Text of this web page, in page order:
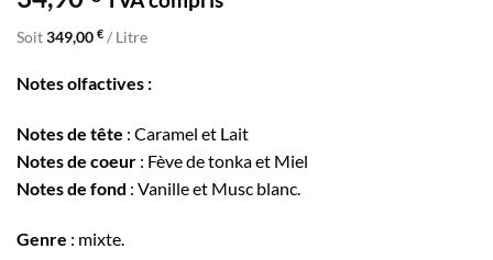
Soit349,00 € / Litre
Notes olfactives :
Notes de tête : Caramel et Lait
Notes de coeur : Fève de tonka et Miel
Notes de fond : Vanille et Musc blanc.
Genre : mixte.